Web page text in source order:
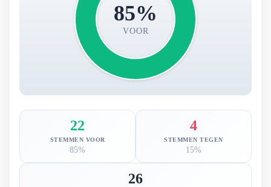
85%
VOOR
22
STEMMEN VOOR
85%
4
STEMMEN TEGEN
15%
26